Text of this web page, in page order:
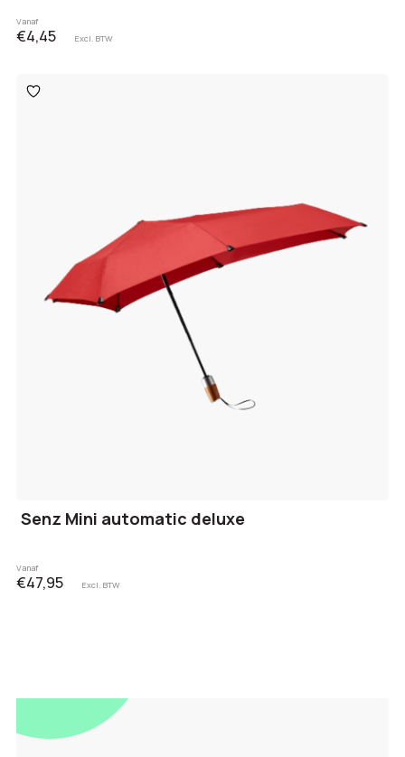
Vanaf
€4,45 Excl. BTW
Toevoegen
aan
Senz Mini automatic deluxe
Vanaf
€47,95 Excl. BTW